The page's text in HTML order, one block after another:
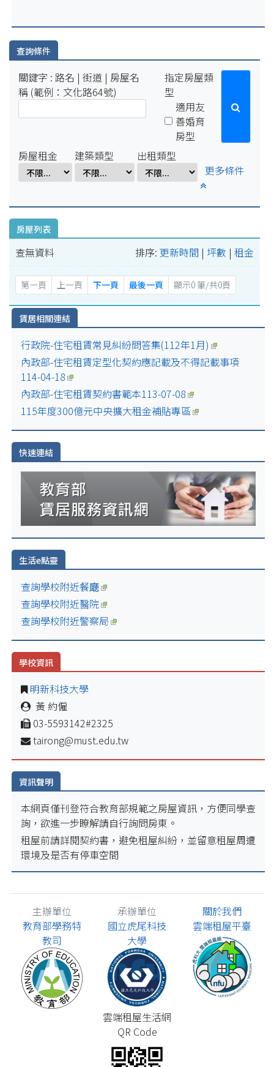
因配合學校電氣設備檢修作業，系統於114年4月1日(二)17:00-
4月7日(一)8:00將暫停服務。
查詢條件
關鍵字 : 路名 | 街道 | 房屋名
稱 (範例：文化路64號)
指定房屋類
型
適用友
善婚育
房型
房屋租金
建築類型
出租類型
更多條件
房屋列表
查無資料 排序: 更新時間 | 坪數 | 租金
第一頁 上一頁 下一頁 最後一頁 顯示0 筆/共0頁
賃居相關連結
行政院-住宅租賃常見糾紛問答集(112年1月)
內政部-住宅租賃定型化契約應記載及不得記載事項
114-04-18
內政部-住宅租賃契約書範本113-07-08
115年度300億元中央擴大租金補貼專區
快速連結
生活e點靈
查詢學校附近餐廰
查詢學校附近醫院
查詢學校附近警察局
學校資訊
明新科技大學
黃 約僱
03-5593142#2325
tairong@must.edu.tw
資訊聲明
本網頁僅刊登符合教育部規範之房屋資訊，方便同學查
詢，欲進一步瞭解請自行詢問房東。
租屋前請詳閱契約書，避免租屋糾紛，並留意租屋周遭
環境及是否有停車空間
主辦單位
教育部學務特
教司
承辦單位
國立虎尾科技
大學
關於我們
雲端租屋平臺
雲端租屋生活網
QR Code